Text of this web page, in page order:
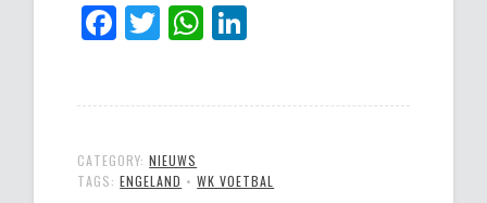
Facebook
TwitterWhatsApp
CATEGORY:NIEUWS
TAGS:ENGELAND •WK VOETBAL